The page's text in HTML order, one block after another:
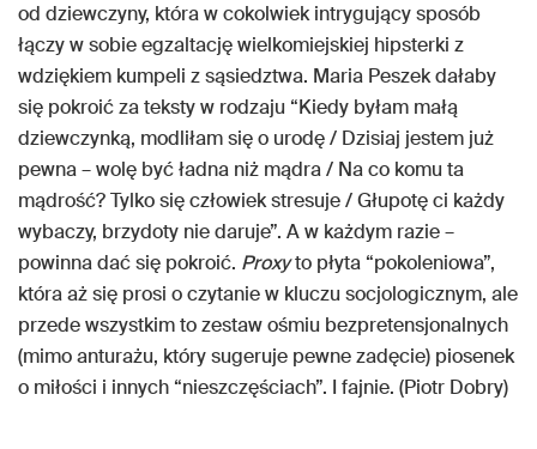
od dziewczyny, która w cokolwiek intrygujący sposób
łączy w sobie egzaltację wielkomiejskiej hipsterki z
wdziękiem kumpeli z sąsiedztwa. Maria Peszek dałaby
się pokroić za teksty w rodzaju “Kiedy byłam małą
dziewczynką, modliłam się o urodę / Dzisiaj jestem już
pewna – wolę być ładna niż mądra / Na co komu ta
mądrość? Tylko się człowiek stresuje / Głupotę ci każdy
wybaczy, brzydoty nie daruje”. A w każdym razie –
powinna dać się pokroić. Proxyto płyta “pokoleniowa”,
która aż się prosi o czytanie w kluczu socjologicznym, ale
przede wszystkim to zestaw ośmiu bezpretensjonalnych
(mimo anturażu, który sugeruje pewne zadęcie) piosenek
o miłości i innych “nieszczęściach”. I fajnie. (Piotr Dobry)